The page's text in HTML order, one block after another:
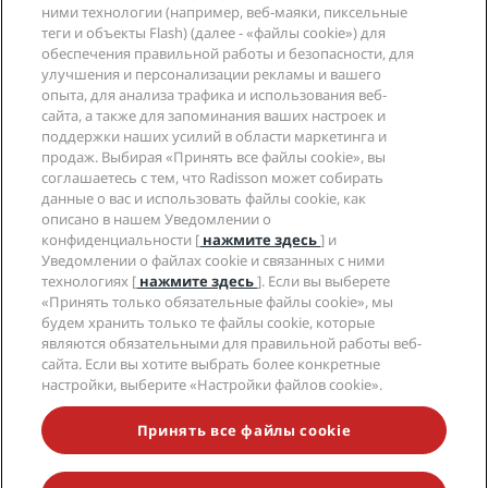
Направления
Новые и будущие отели
Приложение Radisson Hotels
Отели со статусом Sports Approved
Отели для семейного отдыха
Охрана здоровья и безопасность
Турагенты
Radisson Hotel Group
СМИ
Вакансии в RHG
Вакансии в PPHE
Вакансии в EHL
The Club by RHG
Возможности развития
Социально ответственный бизнес
Закупки
Юридическая информация
Центр конфиденциальности
Правовая оговорка
Условия и положения программы Radisson Rewards
Соглашение о пользовании сайтом
Цифровая доступность
Заявление о современном рабстве
Помощь
Уведомления для клиентов
Контактная информация
Часто задаваемые вопросы
Карта сайта
Социальные сети
Бренды Radisson Hotels
НЕ ПРОПУСТИТЕ НАШИ ПРЕДЛОЖЕНИЯ,
ПОЛЬЗУЮЩИЕСЯ НАИБОЛЬШЕЙ ПОПУЛЯРНОСТЬЮ
ними технологии (например, веб-маяки, пиксельные
теги и объекты Flash) (далее - «файлы cookie») для
обеспечения правильной работы и безопасности, для
улучшения и персонализации рекламы и вашего
опыта, для анализа трафика и использования веб-
сайта, а также для запоминания ваших настроек и
поддержки наших усилий в области маркетинга и
продаж. Выбирая «Принять все файлы cookie», вы
соглашаетесь с тем, что Radisson может собирать
данные о вас и использовать файлы cookie, как
описано в нашем Уведомлении о
конфиденциальности [ нажмите здесь] и
Уведомлении о файлах cookie и связанных с ними
технологиях [ нажмите здесь]. Если вы выберете
«Принять только обязательные файлы cookie», мы
будем хранить только те файлы cookie, которые
являются обязательными для правильной работы веб-
сайта. Если вы хотите выбрать более конкретные
настройки, выберите «Настройки файлов cookie».
Принять все файлы cookie